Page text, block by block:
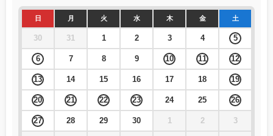
日 月 火 水 木 金 土
30 31 1 2 3 4 5
6 7 8 9 10 11 12
13 14 15 16 17 18 19
20 21 22 23 24 25 26
27 28 29 30 1 2 3